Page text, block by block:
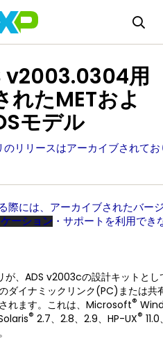
用
れたMETおよ
モデル
リリースはアーカイブされて
際には、アーカイブされたバー
ーション ・サポートを利用でき
が、ADS v2003cの設計キットと
ダイナミックリンク(PC)または共
れます。これは、Microsoft®
® 2.7、2.8、2.9、HP-UX®